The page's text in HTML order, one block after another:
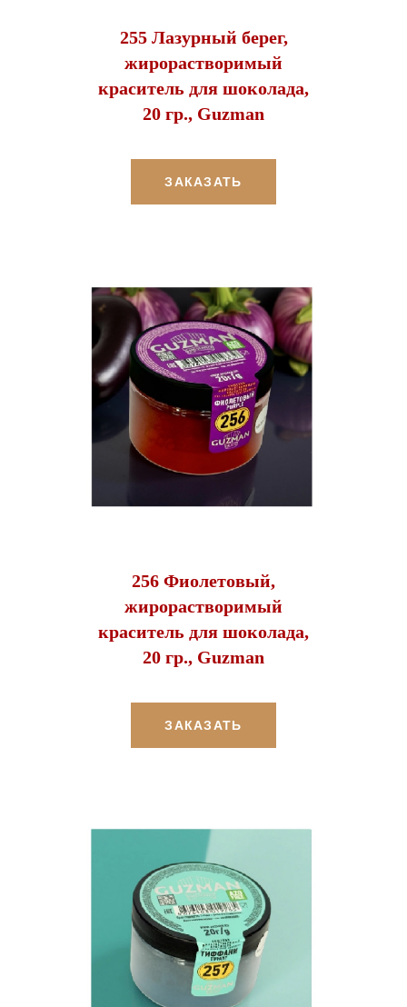
255 Лазурный берег,
жирорастворимый
краситель для шоколада,
20 гр., Guzman
ЗАКАЗАТЬ
256 Фиолетовый,
жирорастворимый
краситель для шоколада,
20 гр., Guzman
ЗАКАЗАТЬ